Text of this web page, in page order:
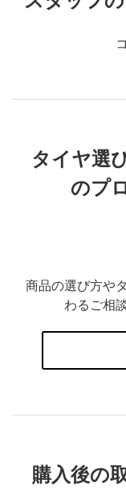
タイヤ選
のプ
商品の選び方や
わるご相
購入後の